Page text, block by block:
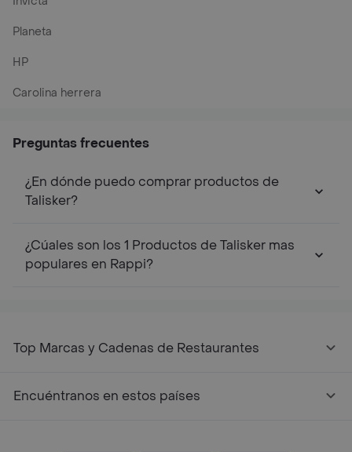
Planeta
HP
Carolina herrera
Preguntas frecuentes
¿En dónde puedo comprar productos de
Talisker?
¿Cúales son los 1 Productos de Talisker mas
populares en Rappi?
Top Marcas y Cadenas de Restaurantes
Encuéntranos en estos países